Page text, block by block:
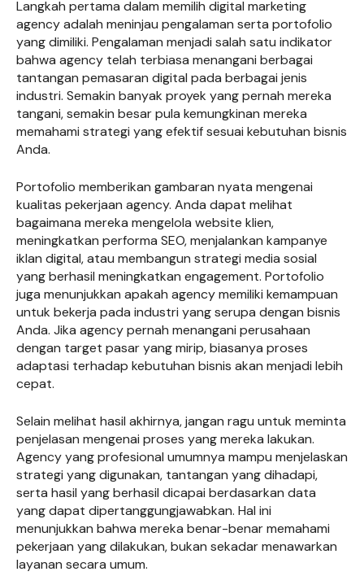
Langkah pertama dalam memilih digital marketing
agency adalah meninjau pengalaman serta portofolio
yang dimiliki. Pengalaman menjadi salah satu indikator
bahwa agency telah terbiasa menangani berbagai
tantangan pemasaran digital pada berbagai jenis
industri. Semakin banyak proyek yang pernah mereka
tangani, semakin besar pula kemungkinan mereka
memahami strategi yang efektif sesuai kebutuhan bisnis
Anda.
Portofolio memberikan gambaran nyata mengenai
kualitas pekerjaan agency. Anda dapat melihat
bagaimana mereka mengelola website klien,
meningkatkan performa SEO, menjalankan kampanye
iklan digital, atau membangun strategi media sosial
yang berhasil meningkatkan engagement. Portofolio
juga menunjukkan apakah agency memiliki kemampuan
untuk bekerja pada industri yang serupa dengan bisnis
Anda. Jika agency pernah menangani perusahaan
dengan target pasar yang mirip, biasanya proses
adaptasi terhadap kebutuhan bisnis akan menjadi lebih
cepat.
Selain melihat hasil akhirnya, jangan ragu untuk meminta
penjelasan mengenai proses yang mereka lakukan.
Agency yang profesional umumnya mampu menjelaskan
strategi yang digunakan, tantangan yang dihadapi,
serta hasil yang berhasil dicapai berdasarkan data
yang dapat dipertanggungjawabkan. Hal ini
menunjukkan bahwa mereka benar-benar memahami
pekerjaan yang dilakukan, bukan sekadar menawarkan
layanan secara umum.